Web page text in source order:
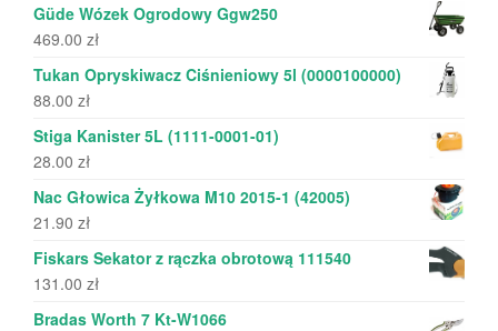
Güde Wózek Ogrodowy Ggw250
469.00 zł
Tukan Opryskiwacz Ciśnieniowy 5l (0000100000)
88.00 zł
Stiga Kanister 5L (1111-0001-01)
28.00 zł
Nac Głowica Żyłkowa M10 2015-1 (42005)
21.90 zł
Fiskars Sekator z rączka obrotową 111540
131.00 zł
Bradas Worth 7 Kt-W1066